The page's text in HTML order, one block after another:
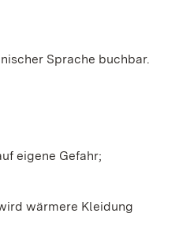
Sprache buchbar.
eigene Gefahr;
wärmere Kleidung